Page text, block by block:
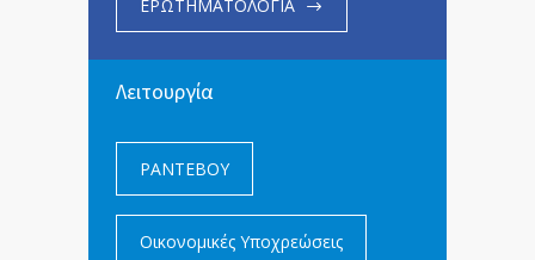
ΕΡΩΤΗΜΑΤΟΛΟΓΙΑ
Λειτουργία
ΡΑΝΤΕΒΟΥ
Οικονομικές Υποχρεώσεις